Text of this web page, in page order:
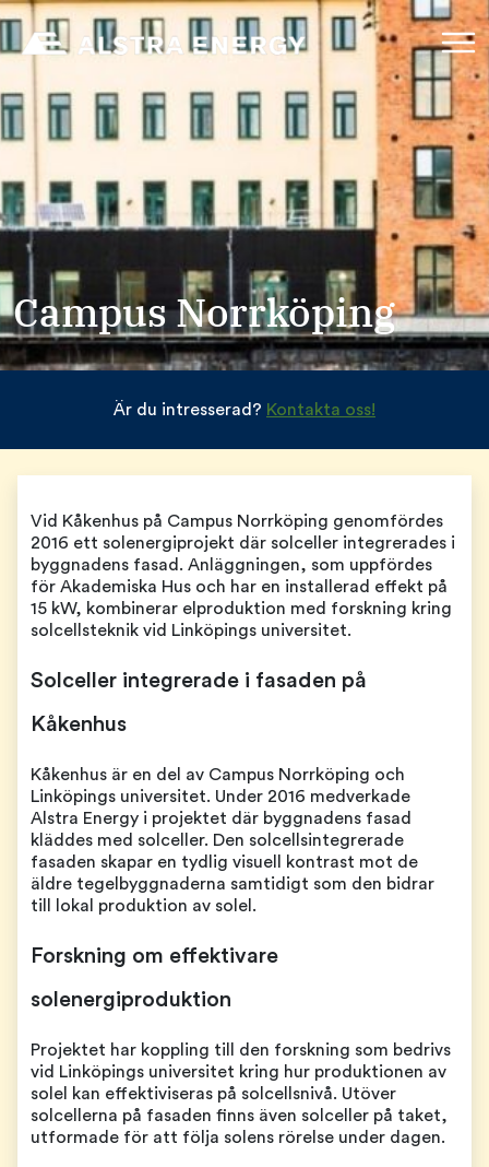
Campus Norrköping
Är du intresserad? Kontakta oss!
Vid Kåkenhus på Campus Norrköping genomfördes
2016 ett solenergiprojekt där solceller integrerades i
byggnadens fasad. Anläggningen, som uppfördes
för Akademiska Hus och har en installerad effekt på
15 kW, kombinerar elproduktion med forskning kring
solcellsteknik vid Linköpings universitet.
Solceller integrerade i fasaden på
Kåkenhus
Kåkenhus är en del av Campus Norrköping och
Linköpings universitet. Under 2016 medverkade
Alstra Energy i projektet där byggnadens fasad
kläddes med solceller. Den solcellsintegrerade
fasaden skapar en tydlig visuell kontrast mot de
äldre tegelbyggnaderna samtidigt som den bidrar
till lokal produktion av solel.
Forskning om effektivare
solenergiproduktion
Projektet har koppling till den forskning som bedrivs
vid Linköpings universitet kring hur produktionen av
solel kan effektiviseras på solcellsnivå. Utöver
solcellerna på fasaden finns även solceller på taket,
utformade för att följa solens rörelse under dagen.